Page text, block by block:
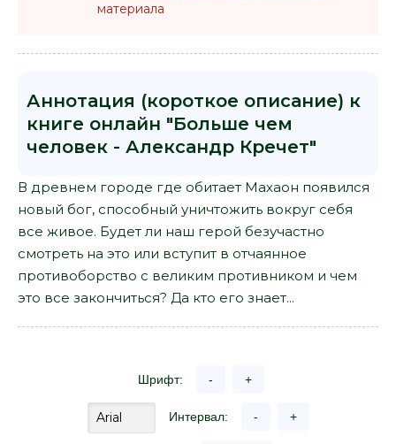
материала
Аннотация (короткое описание) к
книге онлайн "Больше чем
человек - Александр Кречет"
В древнем городе где обитает Махаон появился
новый бог, способный уничтожить вокруг себя
все живое. Будет ли наш герой безучастно
смотреть на это или вступит в отчаянное
противоборство с великим противником и чем
это все закончиться? Да кто его знает...
Шрифт: - +
Интервал: - +